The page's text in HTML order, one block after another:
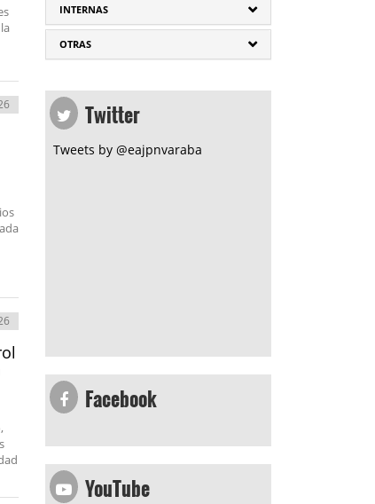
INTERNAS
OTRAS
Twitter
Tweets by @eajpnvaraba
Facebook
YouTube